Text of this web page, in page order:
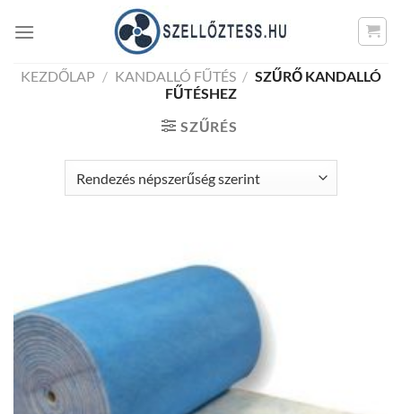
KEZDŐLAP / KANDALLÓ FŰTÉS / SZŰRŐ KANDALLÓ
FŰTÉSHEZ
SZŰRÉS